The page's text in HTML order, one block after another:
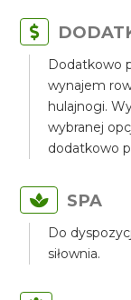
Dodatkowo
wynajem
hulajnogi.
wybranej
dodatkowo
SPA
Do
siłownia.